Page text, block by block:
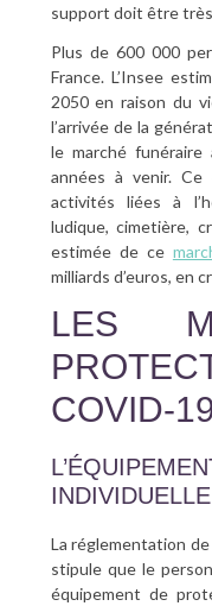
support doit être
Plus de 600 000
France. L’Insee
2050 en raison du
l’arrivée de la
le marché
années à venir.
activités liées à
ludique, cimetière,
estimée de ce
milliards d’euros, en
LES
COVID-
INDIVIDUELLE
La réglementation
stipule que le
équipement de